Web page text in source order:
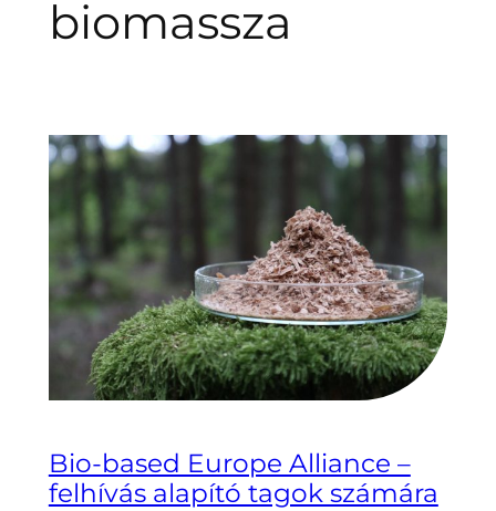
biomassza
Bio-based Europe Alliance –
felhívás alapító tagok számára